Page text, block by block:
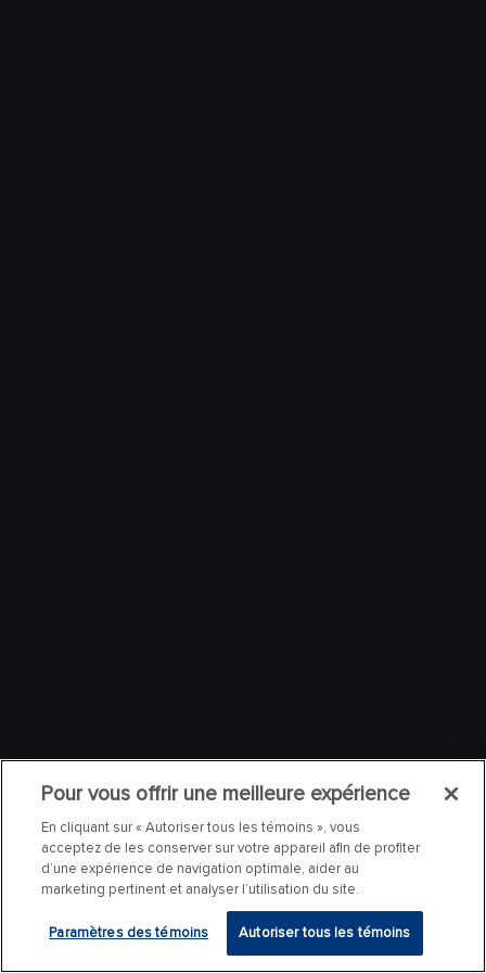
Pour vous offrir une meilleure expérience
En cliquant sur « Autoriser tous les témoins », vous
acceptez de les conserver sur votre appareil afin de profiter
d’une expérience de navigation optimale, aider au
marketing pertinent et analyser l’utilisation du site.
Paramètres des témoins Autoriser tous les témoins